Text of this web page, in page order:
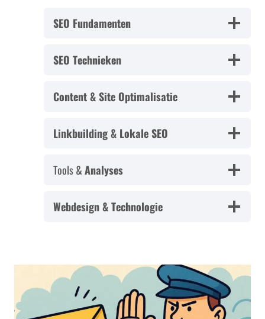
SEO Fundamenten
SEO Technieken
Content & Site Optimalisatie
Linkbuilding & Lokale SEO
Tools &Analyses
Webdesign & Technologie